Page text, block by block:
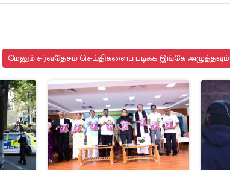
மேலும் சர்வதேசம் செய்திகளைப் படிக்க இங்கே அழுத்தவும்